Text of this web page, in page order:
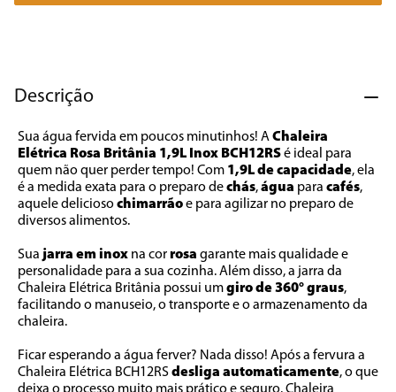
Descrição
Sua água fervida em poucos minutinhos! A Chaleira
Elétrica Rosa Britânia 1,9L Inox BCH12RS é ideal para
quem não quer perder tempo! Com 1,9L de capacidade, ela
é a medida exata para o preparo de chás, água para cafés,
aquele delicioso chimarrão e para agilizar no preparo de
diversos alimentos.
Sua jarra em inox na cor rosa garante mais qualidade e
personalidade para a sua cozinha. Além disso, a jarra da
Chaleira Elétrica Britânia possui um giro de 360° graus,
facilitando o manuseio, o transporte e o armazenamento da
chaleira.
Ficar esperando a água ferver? Nada disso! Após a fervura a
Chaleira Elétrica BCH12RS desliga automaticamente, o que
7º cafeteira
ventilador